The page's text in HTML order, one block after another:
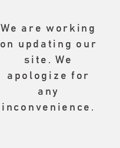
We are working
on updating our
site. We
apologize for
any
inconvenience.